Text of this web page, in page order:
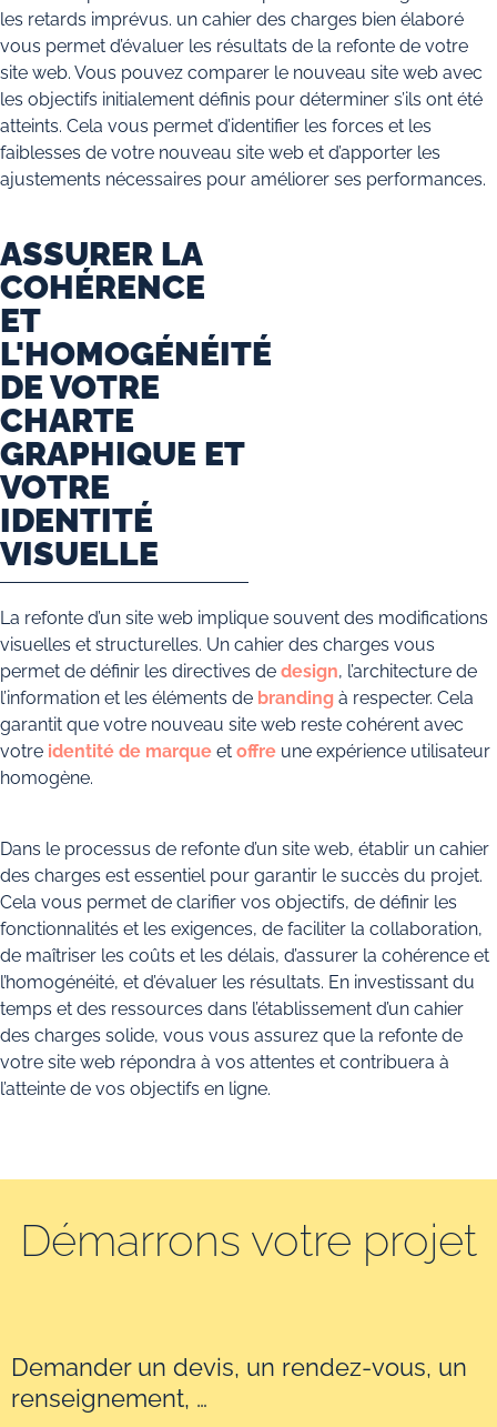
les retards imprévus. un cahier des charges bien élaboré
vous permet d’évaluer les résultats de la refonte de votre
site web. Vous pouvez comparer le nouveau site web avec
les objectifs initialement définis pour déterminer s’ils ont été
atteints. Cela vous permet d’identifier les forces et les
faiblesses de votre nouveau site web et d’apporter les
ajustements nécessaires pour améliorer ses performances.
ASSURER LA
COHÉRENCE
ET
L'HOMOGÉNÉITÉ
DE VOTRE
CHARTE
GRAPHIQUE ET
VOTRE
IDENTITÉ
VISUELLE
La refonte d’un site web implique souvent des modifications
visuelles et structurelles. Un cahier des charges vous
permet de définir les directives de design, l’architecture de
l’information et les éléments de branding à respecter. Cela
garantit que votre nouveau site web reste cohérent avec
votre identité de marque et offre une expérience utilisateur
homogène.
Dans le processus de refonte d’un site web, établir un cahier
des charges est essentiel pour garantir le succès du projet.
Cela vous permet de clarifier vos objectifs, de définir les
fonctionnalités et les exigences, de faciliter la collaboration,
de maîtriser les coûts et les délais, d’assurer la cohérence et
l’homogénéité, et d’évaluer les résultats. En investissant du
temps et des ressources dans l’établissement d’un cahier
des charges solide, vous vous assurez que la refonte de
votre site web répondra à vos attentes et contribuera à
l’atteinte de vos objectifs en ligne.
Démarrons votre projet
Demander un devis, un rendez-vous, un
renseignement, …